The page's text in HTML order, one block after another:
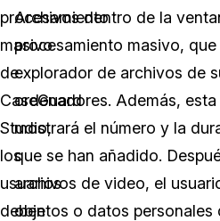
TI y Operaciones
procesamiento
masivo
de
CaseGuard
Studio,
los
usuarios
deben
Archivos dentro de la
procesamiento masivo, que
explorador de archivos de
ordenadores. Además,
mostrará el número y la
que se han añadido.
archivos de video, el
objetos o datos personales